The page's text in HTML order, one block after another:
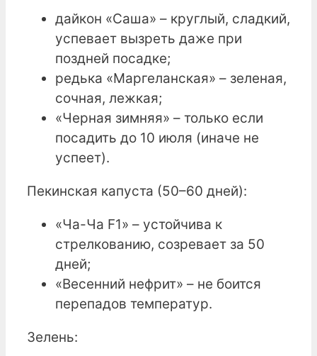
дайкон «Саша» – круглый, сладкий,
успевает вызреть даже при
поздней посадке;
редька «Маргеланская» – зеленая,
сочная, лежкая;
«Черная зимняя» – только если
посадить до 10 июля (иначе не
успеет).
Пекинская капуста (50–60 дней):
«Ча-Ча F1» – устойчива к
стрелкованию, созревает за 50
дней;
«Весенний нефрит» – не боится
перепадов температур.
Зелень: